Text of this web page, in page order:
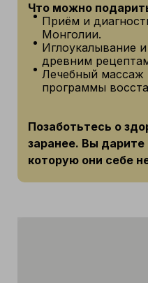
Что можно
Приём и
Монголии.
Иглоукалывание
древним
Лечебный массаж
программы
Позаботьтесь о
заранее. Вы дарите
которую они себе